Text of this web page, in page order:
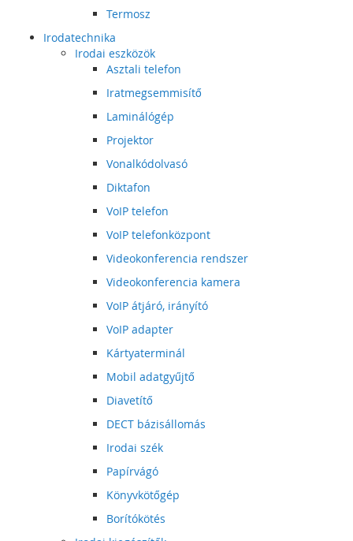
Termosz
Irodatechnika
Irodai eszközök
Asztali telefon
Iratmegsemmisítő
Laminálógép
Projektor
Vonalkódolvasó
Diktafon
VoIP telefon
VoIP telefonközpont
Videokonferencia rendszer
Videokonferencia kamera
VoIP átjáró, irányító
VoIP adapter
Kártyaterminál
Mobil adatgyűjtő
Diavetítő
DECT bázisállomás
Irodai szék
Papírvágó
Könyvkötőgép
Borítókötés